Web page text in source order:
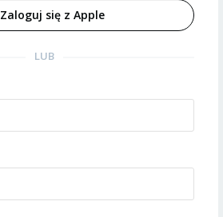
Zaloguj się z Apple
LUB